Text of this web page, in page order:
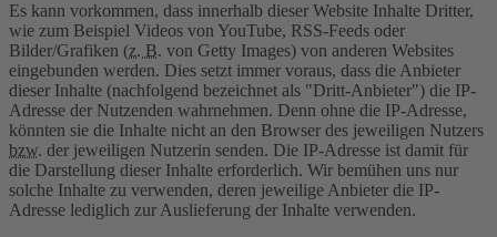
Es kann vorkommen, dass innerhalb dieser Website Inhalte Dritter,
wie zum Beispiel Videos von YouTube, RSS-Feeds oder
Bilder/Grafiken (z. B. von Getty Images) von anderen Websites
eingebunden werden. Dies setzt immer voraus, dass die Anbieter
dieser Inhalte (nachfolgend bezeichnet als "Dritt-Anbieter") die IP-
Adresse der Nutzenden wahrnehmen. Denn ohne die IP-Adresse,
könnten sie die Inhalte nicht an den Browser des jeweiligen Nutzers
bzw. der jeweiligen Nutzerin senden. Die IP-Adresse ist damit für
die Darstellung dieser Inhalte erforderlich. Wir bemühen uns nur
solche Inhalte zu verwenden, deren jeweilige Anbieter die IP-
Adresse lediglich zur Auslieferung der Inhalte verwenden.